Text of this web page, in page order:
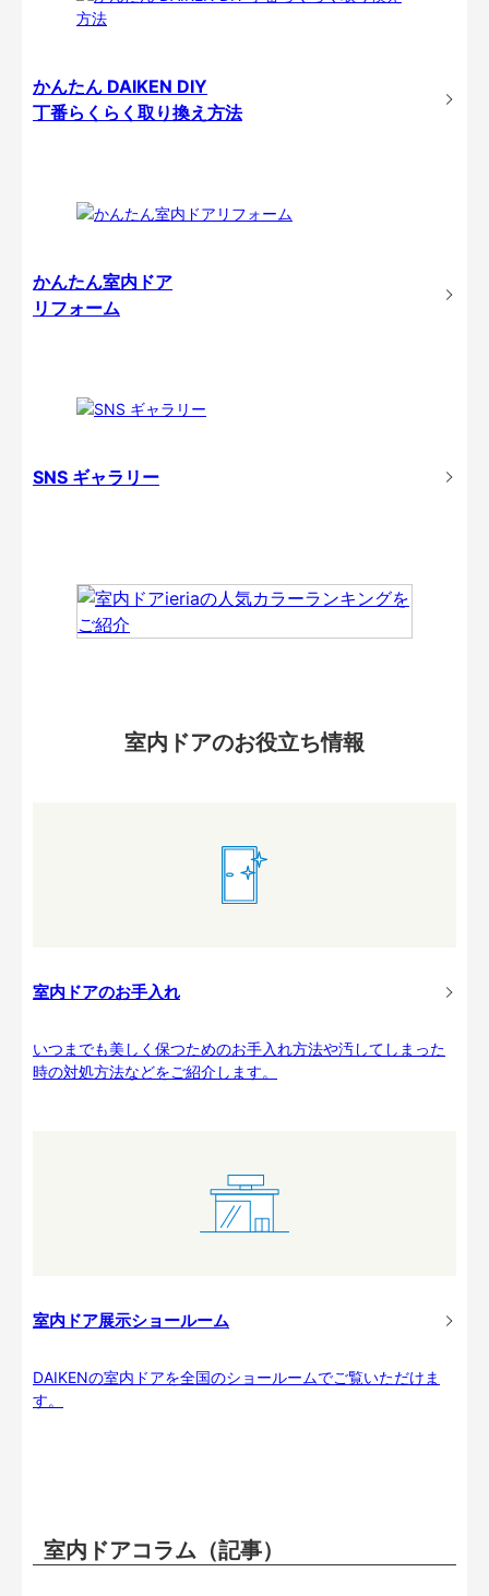
かんたん DAIKEN DIY
丁番らくらく取り換え方法
かんたん室内ドア
リフォーム
SNS ギャラリー
室内ドアのお役立ち情報
室内ドアのお手入れ
いつまでも美しく保つためのお手入れ方法や汚してしまった
時の対処方法などをご紹介します。
室内ドア展示ショールーム
DAIKENの室内ドアを全国のショールームでご覧いただけま
す。
室内ドアコラム（記事）